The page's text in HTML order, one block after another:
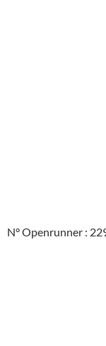
N° Openrunner :